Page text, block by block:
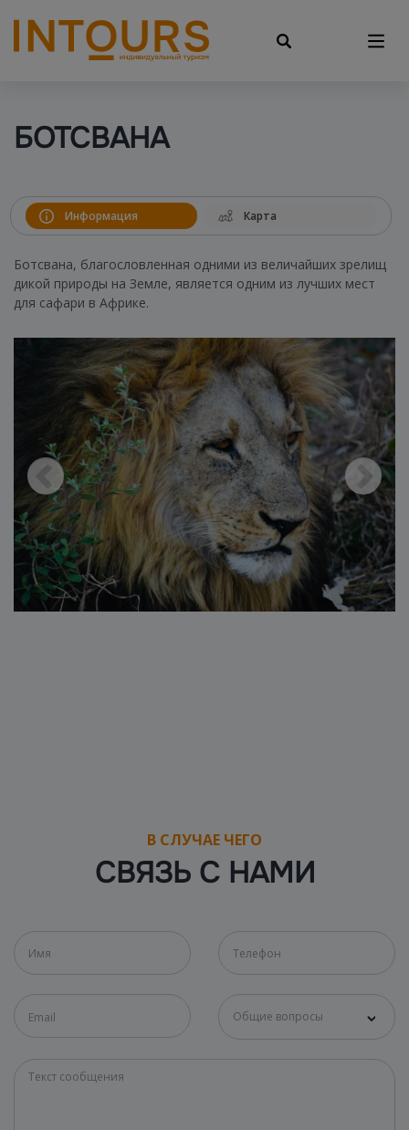
БОТСВАНА
Информация Карта
Ботсвана, благословленная одними из величайших зрелищ
дикой природы на Земле, является одним из лучших мест
для сафари в Африке.
В СЛУЧАЕ ЧЕГО
СВЯЗЬ С НАМИ
Общие вопросы